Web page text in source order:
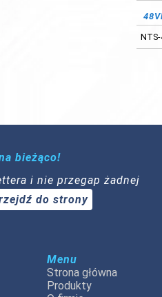
NTS-
bieżąco!
i nie przegap żadnej
do strony
Menu
Strona główna
Produkty